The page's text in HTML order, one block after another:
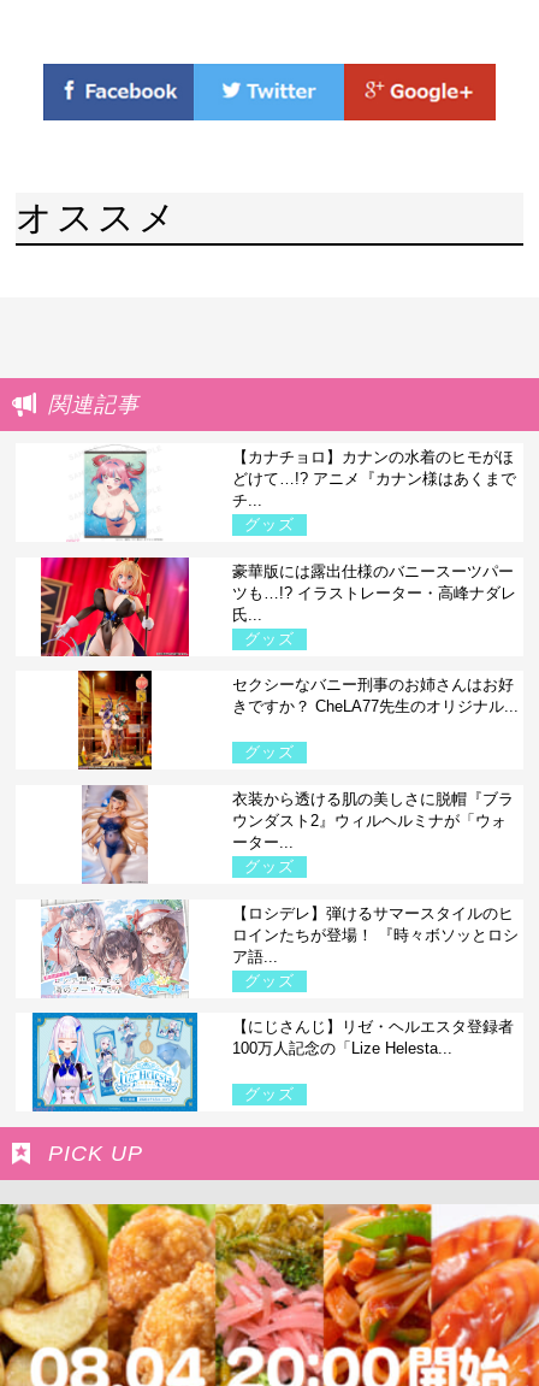
オススメ
関連記事
【カナチョロ】カナンの水着のヒモがほ
どけて…!? アニメ『カナン様はあくまで
チ...
グッズ
豪華版には露出仕様のバニースーツパー
ツも…!? イラストレーター・高峰ナダレ
氏...
グッズ
セクシーなバニー刑事のお姉さんはお好
きですか？ CheLA77先生のオリジナル...
グッズ
衣装から透ける肌の美しさに脱帽『ブラ
ウンダスト2』ウィルヘルミナが「ウォ
ーター...
グッズ
【ロシデレ】弾けるサマースタイルのヒ
ロインたちが登場！ 『時々ボソッとロシ
ア語...
グッズ
【にじさんじ】リゼ・ヘルエスタ登録者
100万人記念の「Lize Helesta...
グッズ
PICK UP